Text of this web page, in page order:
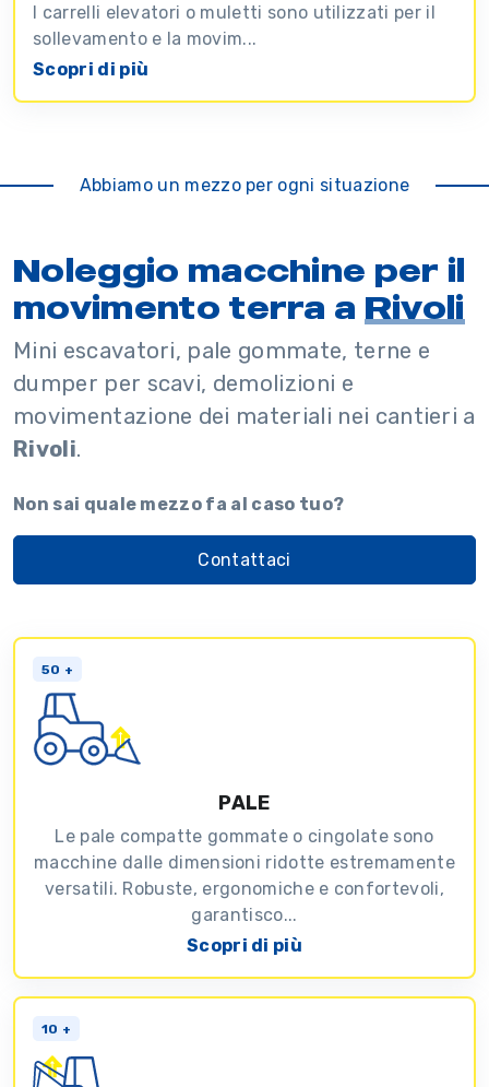
I carrelli elevatori o muletti sono utilizzati per il
sollevamento e la movim...
Scopri di più
Abbiamo un mezzo per ogni situazione
Noleggio macchine per il
movimento terra a Rivoli
Mini escavatori, pale gommate, terne e
dumper per scavi, demolizioni e
movimentazione dei materiali nei cantieri a
Rivoli.
Non sai quale mezzo fa al caso tuo?
Contattaci
50 +
PALE
Le pale compatte gommate o cingolate sono
macchine dalle dimensioni ridotte estremamente
versatili. Robuste, ergonomiche e confortevoli,
garantisco...
Scopri di più
10 +